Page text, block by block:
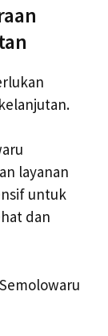
layanan
untuk
dan